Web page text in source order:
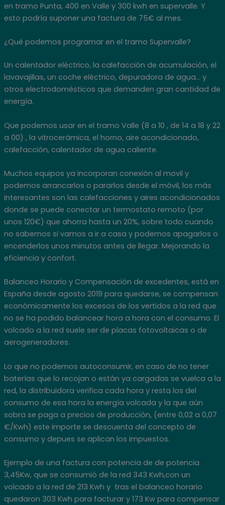
en tramo Punta, 400 en Valle y 300 kwh en supervalle. Y
esto podría suponer una factura de 75€ al mes.
¿Qué podemos programar en el tramo Supervalle?
Un calentador eléctrico, la calefacción de acumulación, el
lavavajillas, un coche eléctrico, depuradora de agua… y
otros electrodomésticos que demanden gran cantidad de
energía.
Que podemos usar en el tramo Valle (8 a 10 , de 14 a 18 y 22
a 00) , la vitrocerámica, el horno, aire acondicionado,
calefacción, calentador de agua caliente.
Muchos equipos ya incorporan conexión al movil y
podemos arrancarlos o pararlos desde el móvil, los más
interesantes son las calefacciones y aires acondicionados
donde se puede conectar un termostato remoto (por
unos 120€) que ahorra hasta un 20%, sobre todo cuando
no sabemos si vamos a ir a casa y podemos apagarlos o
encenderlos unos minutos antes de llegar. Mejorando la
eficiencia y confort.
Balanceo Horario y Compensación de excedentes, está en
España desde agosto 2019 para quedarse, se compensan
económicamente los excesos de los vertidos a la red que
no se ha podido balancear hora a hora con el consumo. El
volcado a la red suele ser de placas fotovoltaicas o de
aerogeneradores.
Lo que no podemos autoconsumir, en caso de no tener
baterías que lo recojan o están ya cargadas se vuelca a la
red, la distribuidora verifica cada hora y resta los del
consumo de esa hora la energía volcada y la que aún
sobra se paga a precios de producción, (entre 0,02 a 0,07
€/Kwh) este importe se descuenta del concepto de
consumo y depues se aplican los impuestos.
Ejemplo de una factura con potencia de de potencia
3,45Kw, que se consumió de la red 343 Kwh,con un
volcado a la red de 213 Kwh y tras el balanceo horario
quedaron 303 Kwh para facturar y 173 Kw para compensar